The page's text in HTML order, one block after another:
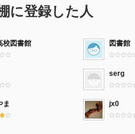
に登録した人
校図書館 図書館
serg
ま jx0